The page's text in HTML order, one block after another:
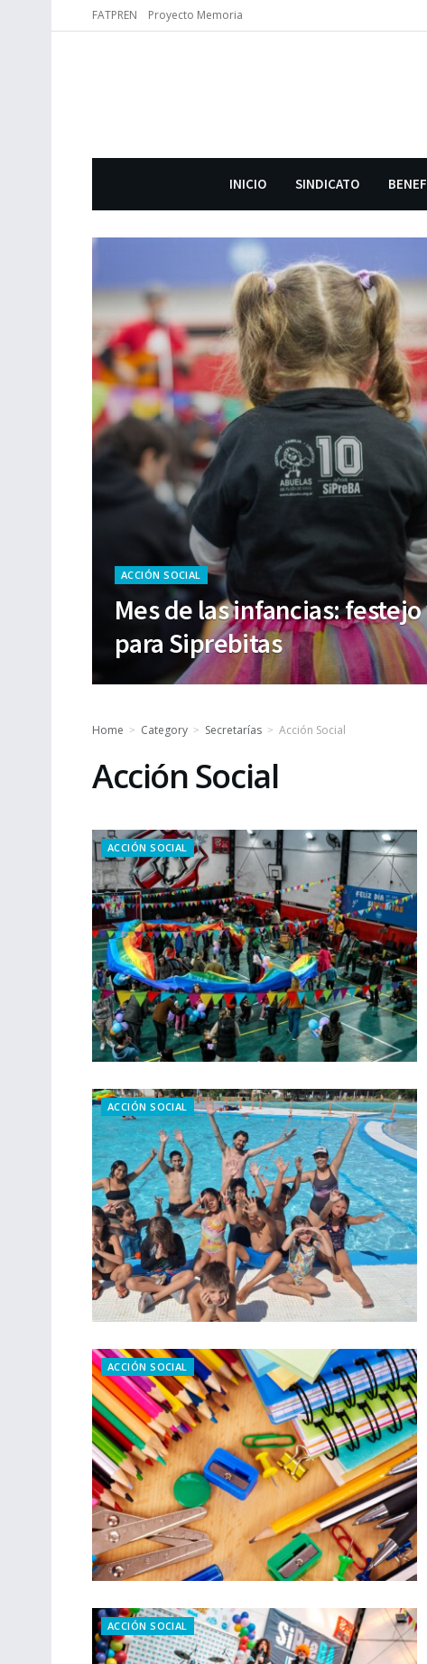
FATPREN Proyecto Memoria
INICIO SINDICATO
ACCIÓN SOCIAL
Mes de las infancias:
para Siprebitas
Home Category Secretarías Acción Social
Acción Social
ACCIÓN SOCIAL
ACCIÓN SOCIAL
ACCIÓN SOCIAL
ACCIÓN SOCIAL